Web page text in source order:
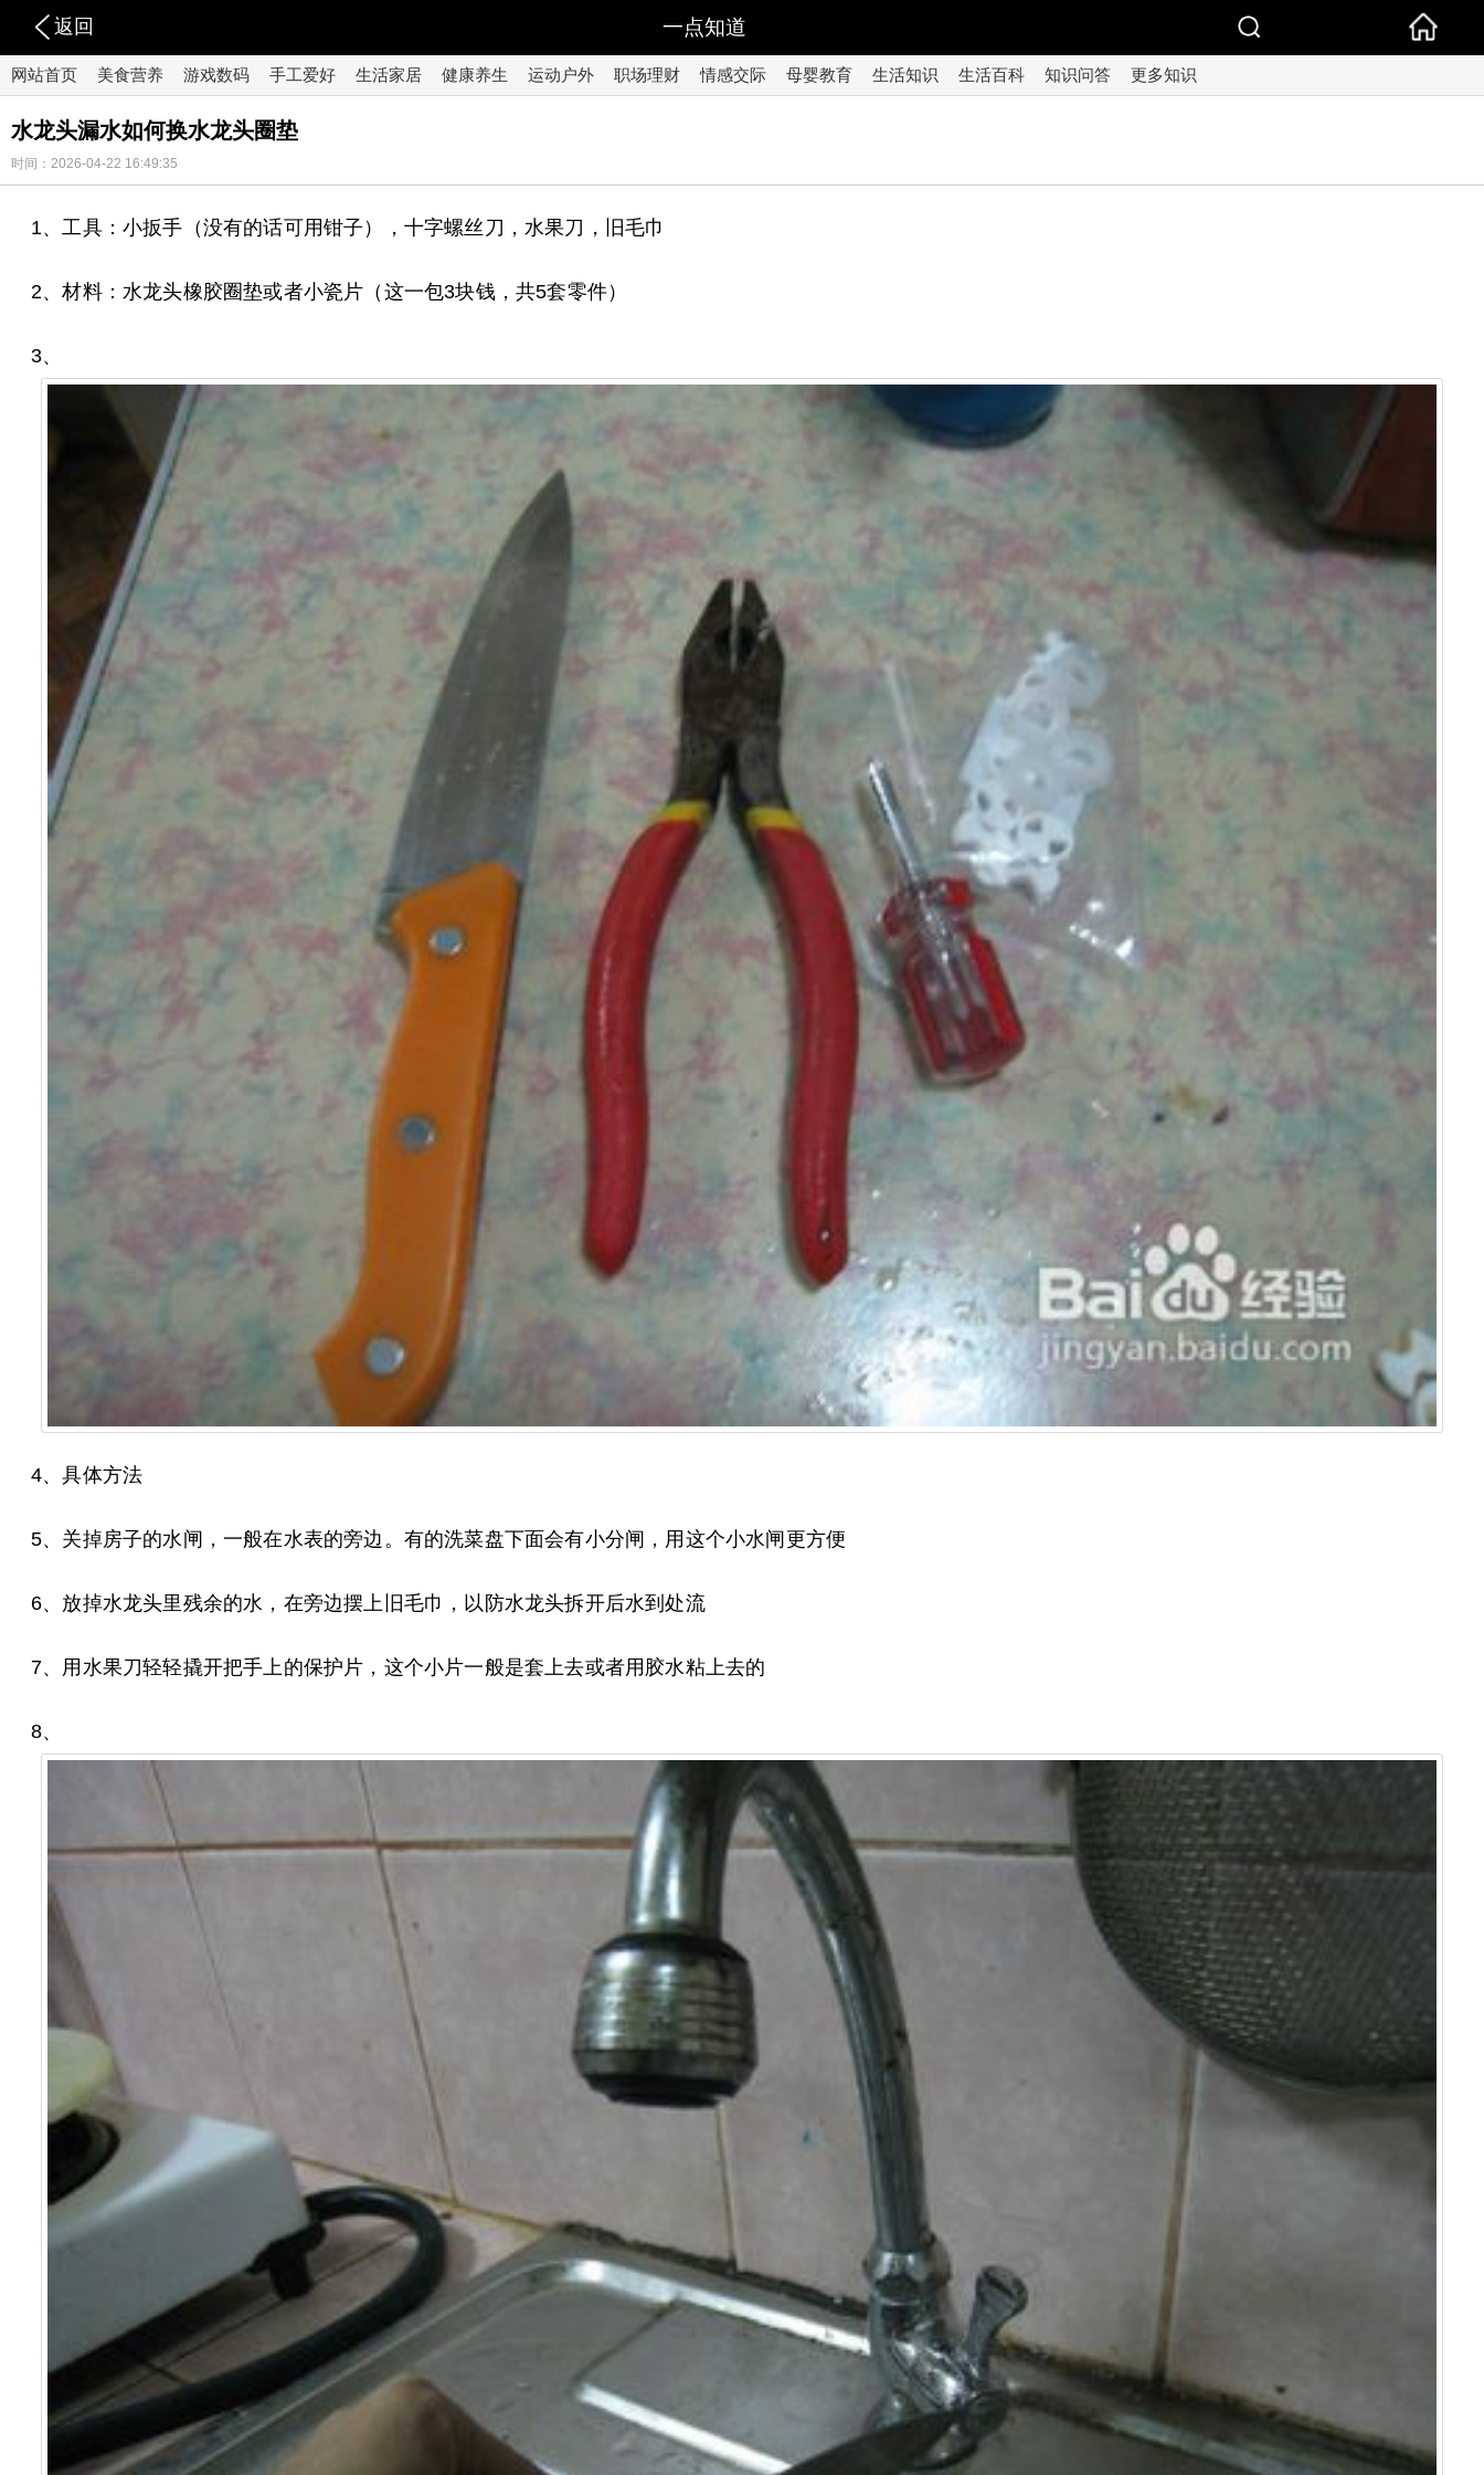
返回 一点知道
网站首页 美食营养 游戏数码 手工爱好 生活家居 健康养生 运动户外 职场理财 情感交际 母婴教育 生活知识 生活百科 知识问答 更多知识
水龙头漏水如何换水龙头圈垫
时间：2026-04-22 16:49:35
1、工具：小扳手（没有的话可用钳子），十字螺丝刀，水果刀，旧毛巾
2、材料：水龙头橡胶圈垫或者小瓷片（这一包3块钱，共5套零件）
3、
4、 具体方法
5、关掉房子的水闸，一般在水表的旁边。有的洗菜盘下面会有小分闸，用这个小水闸更方便
6、放掉水龙头里残余的水，在旁边摆上旧毛巾，以防水龙头拆开后水到处流
7、用水果刀轻轻撬开把手上的保护片，这个小片一般是套上去或者用胶水粘上去的
8、